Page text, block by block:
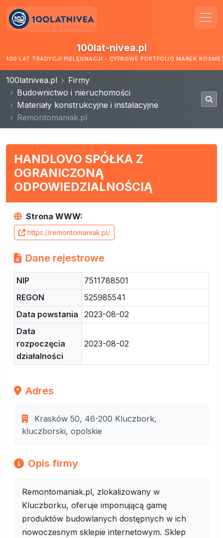
100lat-nivea.pl
100 LAT TRADYCJI PIELĘGNACJI - CYFROWE PORTFOLIO MAREK
100latnivea.pl
Firmy
Budownictwo i nieruchomości
Materiały konstrukcyjne i instalacyjne
Remontomaniak.pl
HANDLOVO SPÓŁKA Z
OGRANICZONĄ
ODPOWIEDZIALNOŚCIĄ
Strona WWW:
https://remontomaniak.pl/
Dane rejestrowe
NIP
7511788501
REGON
525985541
Data powstania
2023-08-02
Data
rozpoczęcia
działalności
2023-08-02
Adres
Krasków 50, 46-200 Kluczbork,
kluczborski, opolskie
Opis firmy
Remontomaniak.pl, zlokalizowany w
Kluczborku, oferuje imponującą gamę
produktów budowlanych dostępnych w ich
nowoczesnym sklepie internetowym. Sklep